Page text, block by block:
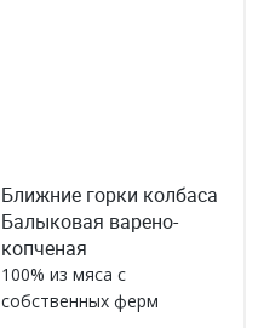
Ближние горки колбаса
Балыковая варено-
копченая
100% из мяса с
собственных ферм